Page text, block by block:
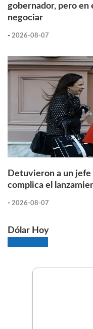
gobernador, pero en
negociar
- 2026-08-07
Detuvieron a un jefe
complica el
- 2026-08-07
Dólar Hoy